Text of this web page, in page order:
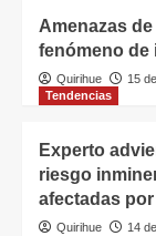
Amenazas
fenómeno de
Quirihue 15
Tendencias
Experto
riesgo
afectadas
Quirihue 14